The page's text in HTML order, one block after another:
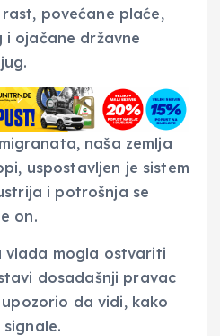
povećane plaće,
i ojačane državne
naša zemlja
uspostavljen je sistem
i potrošnja se
on.
vlada mogla ostvariti
dosadašnji pravac
da vidi, kako